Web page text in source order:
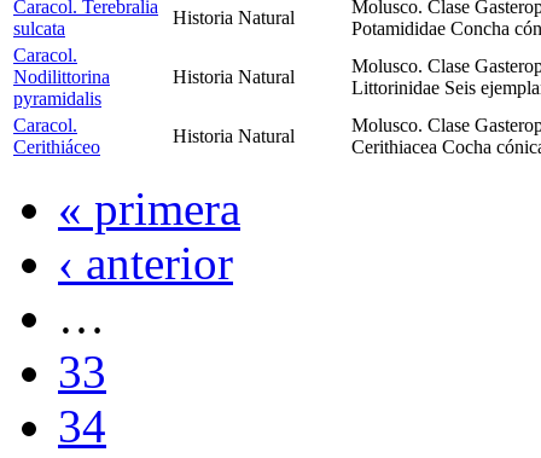
Caracol. Terebralia
sulcata
Historia Natural
Molusco. Clase
Potamididae Concha
Caracol.
Nodilittorina
pyramidalis
Historia Natural
Molusco. Clase
Littorinidae Seis
Caracol.
Cerithiáceo
Historia Natural
Molusco. Clase
Cerithiacea Cocha
« primera
‹ anterior
…
33
34